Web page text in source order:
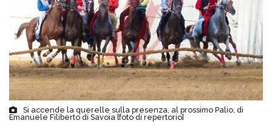
Si accende la querelle sulla presenza, al prossimo Palio, di
Emanuele Filiberto di Savoia [foto di repertorio]